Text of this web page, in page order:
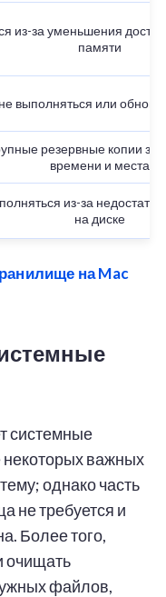
из-за уменьшения
памяти
выполняться или
резервные копии
времени и места
из-за
на диске
на Mac
системные
некоторых важных
однако часть
не требуется и
Более того,
очищать
файлов,